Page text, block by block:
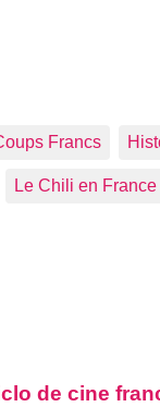
Francs
Le Chili en France
de cine